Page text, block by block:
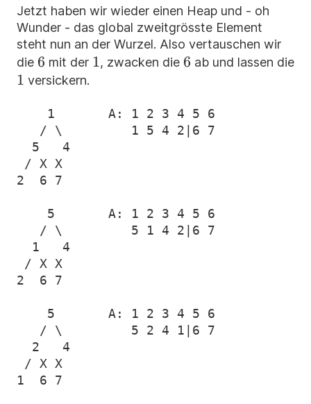
Jetzt haben wir wieder einen Heap und - oh
Wunder - das global zweitgrösste Element
steht nun an der Wurzel. Also vertauschen wir
die 6
6 mit der 1
1, zwacken die 6
6 ab und lassen die
1
1 versickern.
2  6 7
2  6 7